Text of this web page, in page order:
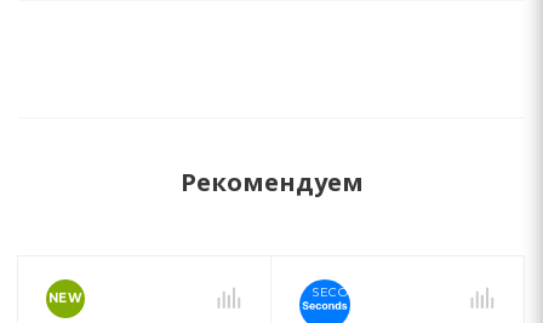
Рекомендуем
NEW SECONDS